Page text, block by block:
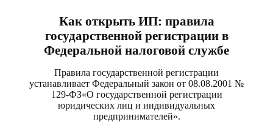
Как открыть ИП: правила
государственной регистрации в
Федеральной налоговой службе
Правила государственной регистрации
устанавливает Федеральный закон от 08.08.2001 №
129-ФЗ«О государственной регистрации
юридических лиц и индивидуальных
предпринимателей».